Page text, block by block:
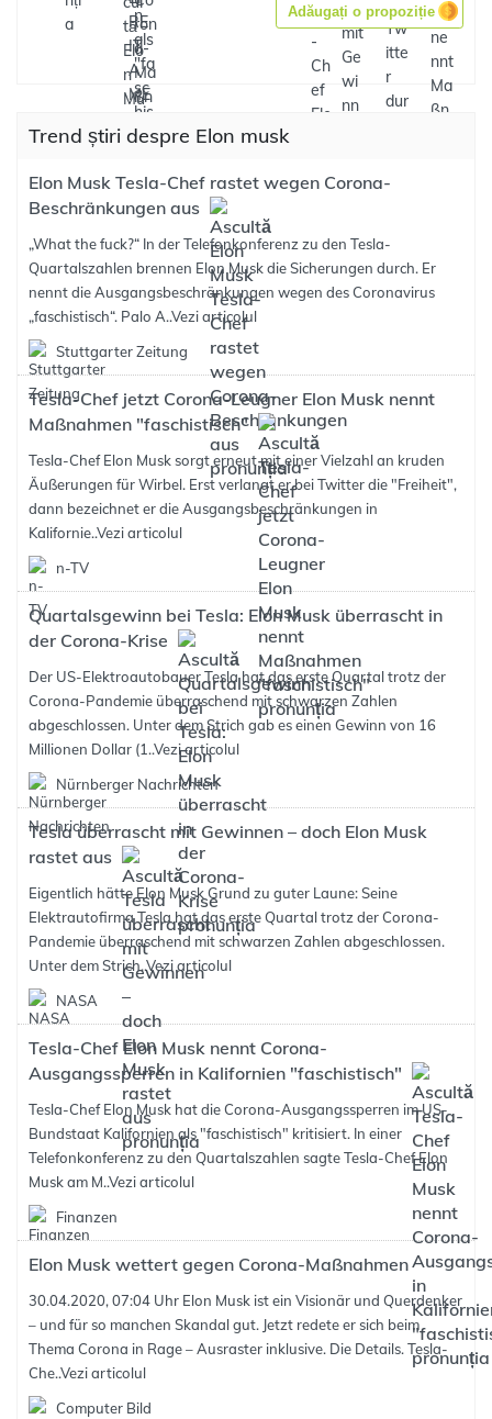
Adăugați o propoziție
Trend știri despre Elon musk
Elon Musk Tesla-Chef rastet wegen Corona-
Beschränkungen aus
„What the fuck?“ In der Telefonkonferenz zu den Tesla-
Quartalszahlen brennen Elon Musk die Sicherungen durch. Er
nennt die Ausgangsbeschränkungen wegen des Coronavirus
„faschistisch“. Palo A..Vezi articolul
Stuttgarter Zeitung
Tesla-Chef jetzt Corona-Leugner Elon Musk nennt
Maßnahmen "faschistisch"
Tesla-Chef Elon Musk sorgt erneut mit einer Vielzahl an kruden
Äußerungen für Wirbel. Erst verlangt er bei Twitter die "Freiheit",
dann bezeichnet er die Ausgangsbeschränkungen in
Kalifornie..Vezi articolul
n-TV
Quartalsgewinn bei Tesla: Elon Musk überrascht in
der Corona-Krise
Der US-Elektroautobauer Tesla hat das erste Quartal trotz der
Corona-Pandemie überraschend mit schwarzen Zahlen
abgeschlossen. Unter dem Strich gab es einen Gewinn von 16
Millionen Dollar (1..Vezi articolul
Nürnberger Nachrichten
Tesla überrascht mit Gewinnen – doch Elon Musk
rastet aus
Eigentlich hätte Elon Musk Grund zu guter Laune: Seine
Elektrautofirma Tesla hat das erste Quartal trotz der Corona-
Pandemie überraschend mit schwarzen Zahlen abgeschlossen.
Unter dem Strich..Vezi articolul
NASA
Tesla-Chef Elon Musk nennt Corona-
Ausgangssperren in Kalifornien "faschistisch"
Tesla-Chef Elon Musk hat die Corona-Ausgangssperren im US-
Bundstaat Kalifornien als "faschistisch" kritisiert. In einer
Telefonkonferenz zu den Quartalszahlen sagte Tesla-Chef Elon
Musk am M..Vezi articolul
Finanzen
Elon Musk wettert gegen Corona-Maßnahmen
30.04.2020, 07:04 Uhr Elon Musk ist ein Visionär und Querdenker
– und für so manchen Skandal gut. Jetzt redete er sich beim
Thema Corona in Rage – Ausraster inklusive. Die Details. Tesla-
Che..Vezi articolul
Computer Bild